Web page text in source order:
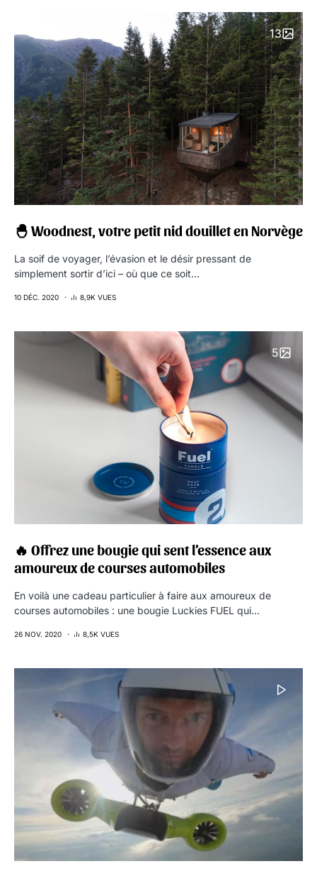
13
🐣 Woodnest, votre petit nid douillet en Norvège
La soif de voyager, l’évasion et le désir pressant de
simplement sortir d’ici – où que ce soit…
10 DÉC. 2020 8,9K VUES
5
🔥 Offrez une bougie qui sent l’essence aux
amoureux de courses automobiles
En voilà une cadeau particulier à faire aux amoureux de
courses automobiles : une bougie Luckies FUEL qui…
26 NOV. 2020 8,5K VUES